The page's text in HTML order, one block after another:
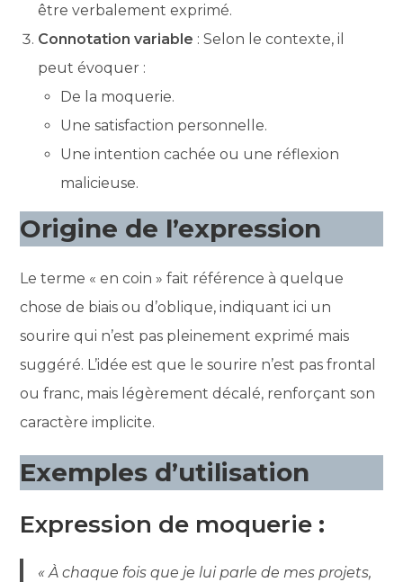
être verbalement exprimé.
Connotation variable : Selon le contexte, il
peut évoquer :
De la moquerie.
Une satisfaction personnelle.
Une intention cachée ou une réflexion
malicieuse.
Origine de l’expression
Le terme « en coin » fait référence à quelque
chose de biais ou d’oblique, indiquant ici un
sourire qui n’est pas pleinement exprimé mais
suggéré. L’idée est que le sourire n’est pas frontal
ou franc, mais légèrement décalé, renforçant son
caractère implicite.
Exemples d’utilisation
Expression de moquerie :
« À chaque fois que je lui parle de mes projets,